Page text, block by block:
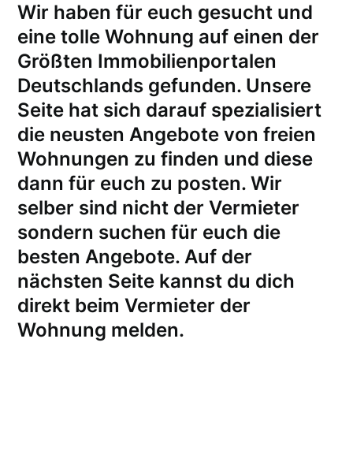
Wir haben für euch gesucht und
eine tolle Wohnung auf einen der
Größten Immobilienportalen
Deutschlands gefunden. Unsere
Seite hat sich darauf spezialisiert
die neusten Angebote von freien
Wohnungen zu finden und diese
dann für euch zu posten. Wir
selber sind nicht der Vermieter
sondern suchen für euch die
besten Angebote. Auf der
nächsten Seite kannst du dich
direkt beim Vermieter der
Wohnung melden.